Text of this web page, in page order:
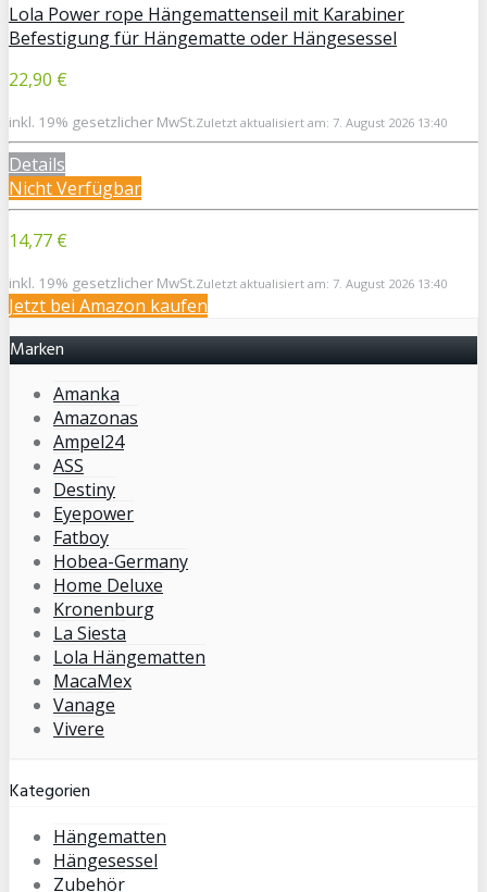
Lola Power rope Hängemattenseil mit Karabiner
Befestigung für Hängematte oder Hängesessel
22,90 €
inkl. 19% gesetzlicher MwSt.Zuletzt aktualisiert am: 7. August 2026 13:40
Details
Nicht Verfügbar
14,77 €
inkl. 19% gesetzlicher MwSt.Zuletzt aktualisiert am: 7. August 2026 13:40
Jetzt bei Amazon kaufen
Marken
Amanka
Amazonas
Ampel24
ASS
Destiny
Eyepower
Fatboy
Hobea-Germany
Home Deluxe
Kronenburg
La Siesta
Lola Hängematten
MacaMex
Vanage
Vivere
Kategorien
Hängematten
Hängesessel
Zubehör